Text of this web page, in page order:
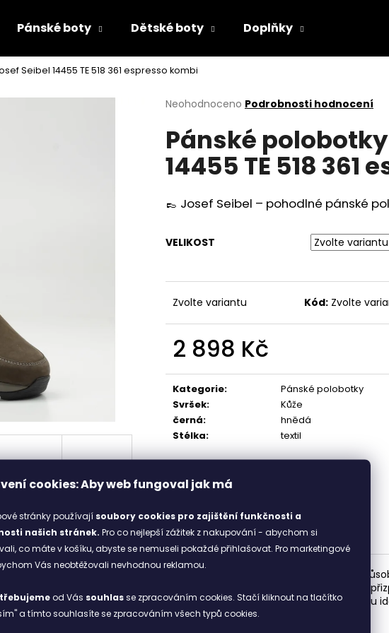
cookies: Aby web fungoval jak má
stránky používají soubory cookies pro zajištění funkčnosti a
našich stránek. Pro co nejlepší zážitek z nakupování - abychom si
co máte v košíku, abyste se nemuseli pokaždé přihlašovat. Pro marketingové
Vás neobtěžovali nevhodnou reklamou.
od Vás souhlasse zpracováním cookies. Stačí kliknout na tlačítko
a tímto souhlasíte se zpracováním všech typů cookies.
Pánské boty Dětské boty Doplňky
Seibel 14455 TE 518 361 espresso kombi
Průměrné
produktu
je
0,0
hvězdiček.
Neohodnoceno Podrobnosti hodnocení
Pánské
14455 TE 518 361
👞 Josef Seibel – pohodlné pánské
VELIKOST
Zvolte variantu Kód: Zvolte
2 898 Kč
cena:
Kategorie:
Pánské polobotky
Svršek:
Kůže
černá:
hnědá
Stélka: textil
a elegantní design. Svršek z prvotřídní kůže v hnědém odstínu
, který usnadňuje nazouvání, zatímco klasické šněrování zajišťuje pevné
se postará o jistotu a stabilitu na každém povrchu. Tyto polobotky jsou
Co potřebujete najít?
HLEDAT
ŽABKY TAMARIS 1-27509-46
BLACK
1 328 Kč
Původně:
PRIMIGI 2418511
1 898 Kč